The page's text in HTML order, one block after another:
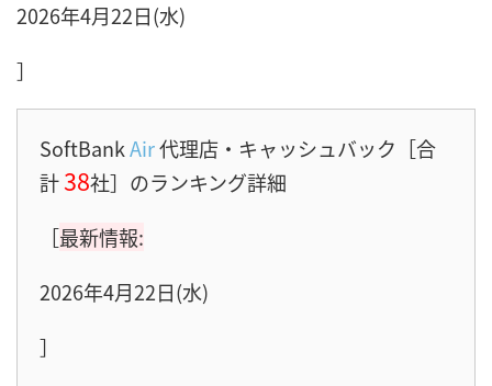
2026年4月22日(水)
］
SoftBankAir代理店・キャッシュバック［合
計38社］のランキング詳細
［最新情報:
2026年4月22日(水)
］